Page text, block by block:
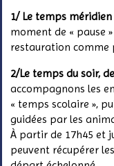
1/ Le temps méridien
moment de « pause
restauration comme
2/Le temps du soir,
accompagnons les
« temps scolaire »,
guidées par les
À partir de 17h45 et
peuvent récupérer